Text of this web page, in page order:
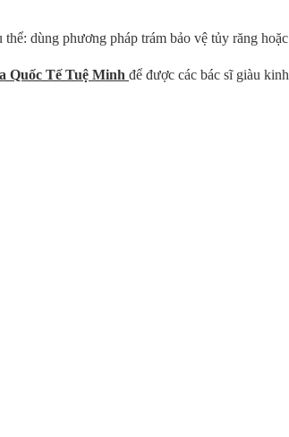
dùng phương pháp trám bảo vệ tủy răng
Quốc Tế Tuệ Minh để được các bác sĩ giàu